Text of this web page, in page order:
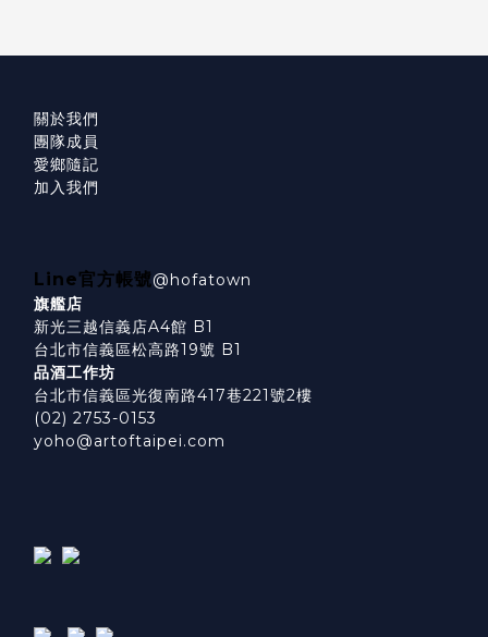
關於我們
團隊成員
愛鄉隨記
加入我們
Line官方帳號@hofatown
旗艦店
新光三越信義店A4館 B1
台北市信義區松高路19號 B1
品酒工作坊
台北市信義區光復南路417巷221號2樓
(02) 2753-0153
yoho@artoftaipei.com